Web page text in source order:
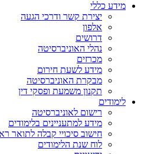
מידע כללי
יצירת קשר ודרכי הגעה
אלפון
דרושים
נהלי האוניברסיטה
מכרזים
מידע לשעת חירום
מבקרת האוניברסיטה
תקנון משמעת ופסקי דין
לימודים
רישום לאוניברסיטה
מידע למתעניינים בלימודים
חישוב סיכויי קבלה לתואר
לוח שנת הלימודים